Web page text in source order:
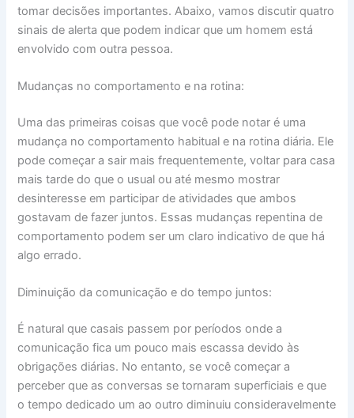
tomar decisões importantes. Abaixo, vamos discutir quatro
sinais de alerta que podem indicar que um homem está
envolvido com outra pessoa.
Mudanças no comportamento e na rotina:
Uma das primeiras coisas que você pode notar é uma
mudança no comportamento habitual e na rotina diária. Ele
pode começar a sair mais frequentemente, voltar para casa
mais tarde do que o usual ou até mesmo mostrar
desinteresse em participar de atividades que ambos
gostavam de fazer juntos. Essas mudanças repentina de
comportamento podem ser um claro indicativo de que há
algo errado.
Diminuição da comunicação e do tempo juntos:
É natural que casais passem por períodos onde a
comunicação fica um pouco mais escassa devido às
obrigações diárias. No entanto, se você começar a
perceber que as conversas se tornaram superficiais e que
o tempo dedicado um ao outro diminuiu consideravelmente